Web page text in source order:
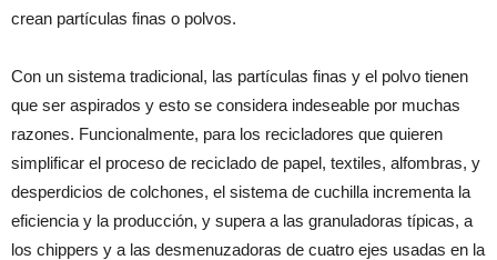
crean partículas finas o polvos.
Con un sistema tradicional, las partículas finas y el polvo tienen
que ser aspirados y esto se considera indeseable por muchas
razones. Funcionalmente, para los recicladores que quieren
simplificar el proceso de reciclado de papel, textiles, alfombras, y
desperdicios de colchones, el sistema de cuchilla incrementa la
eficiencia y la producción, y supera a las granuladoras típicas, a
los chippers y a las desmenuzadoras de cuatro ejes usadas en la